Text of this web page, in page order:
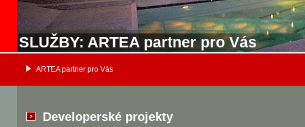
SLUŽBY: ARTEA partner pro Vás
ARTEA partner pro Vás
Developerské projekty